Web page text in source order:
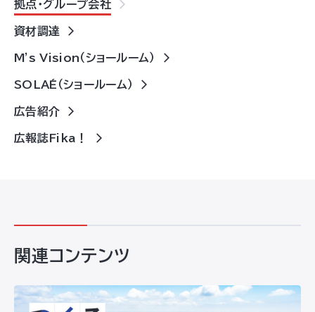
拠点・グループ会社
資材調達
M's Vision（ショールーム）
SOLAÉ（ショールーム）
広告紹介
広報誌Fika！
関連コンテンツ